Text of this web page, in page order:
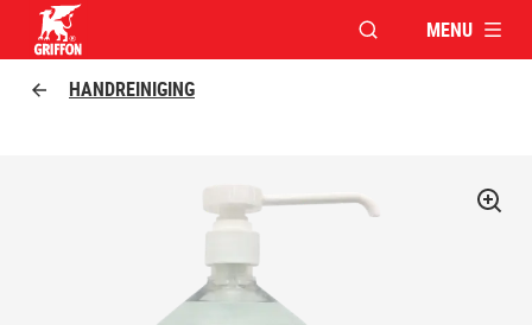
VENSTER OPENEN
MENU
HANDREINIGING